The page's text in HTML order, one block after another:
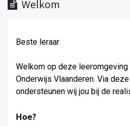
Welkom
Beste leraar
Welkom op deze leeromgeving
Onderwijs Vlaanderen. Via
ondersteunen wij jou bij de
Hoe?